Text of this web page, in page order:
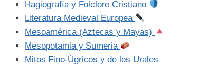
Hagiografía y Folclore Cristiano
Literatura Medieval Europea
Mesoamérica (Aztecas y Mayas)
Mesopotamia y Sumeria
Mitos Fino-Úgricos y de los Urales